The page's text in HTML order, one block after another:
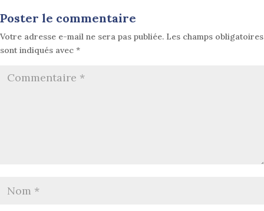
Poster le commentaire
Votre adresse e-mail ne sera pas publiée. Les champs obligatoires
sont indiqués avec *